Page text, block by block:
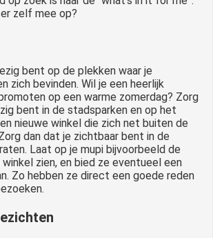
zelf mee op?
bent op de plekken waar je
zich bevinden. Wil je een heerlijk
op een warme zomerdag? Zorg
bent in de stadsparken en op het
nieuwe winkel die zich net buiten de
dan dat je zichtbaar bent in de
Laat op je mupi bijvoorbeeld de
zien, en bied ze eventueel een
Zo hebben ze direct een goede reden